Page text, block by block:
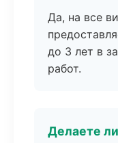
Да, на все
до 3 лет в
работ.
Делаете